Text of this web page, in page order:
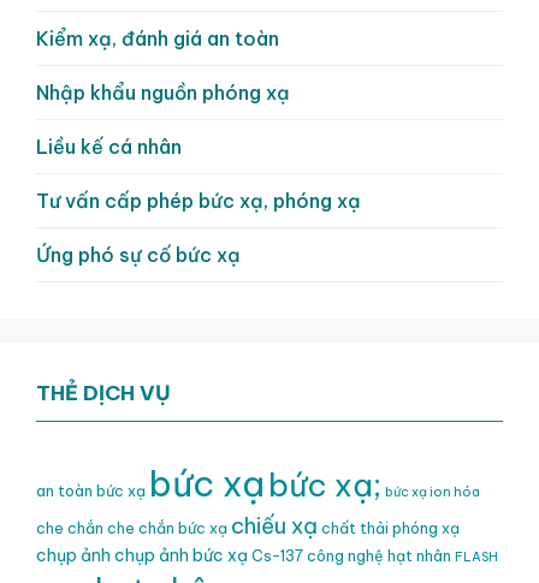
Kiểm xạ, đánh giá an toàn
Nhập khẩu nguồn phóng xạ
Liều kế cá nhân
Tư vấn cấp phép bức xạ, phóng xạ
Ứng phó sự cố bức xạ
THẺ DỊCH VỤ
an toàn bức xạ bức xạ bức xạ; bức xạ ion hóa
che chắn che chắn bức xạ chiếu xạ chất thải phóng xạ
chụp ảnh chụp ảnh bức xạ Cs-137 công nghệ hạt nhân FLASH